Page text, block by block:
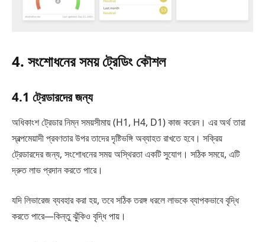
4. সংশোধনের সময় ট্রেডিং কৌশল
4.1 ট্রেডারদের জন্য
অধিকাংশ ট্রেডার নিম্ন সময়সীমায় (H1, H4, D1) কাজ করেন। এর অর্থ তারা
স্বল্পমেয়াদী প্রবণতার উপর তাদের দৃষ্টিভঙ্গি অব্যাহত রাখতে হবে। সক্রিয়
ট্রেডারদের জন্য, সংশোধনের সময় অস্থিরতা একটি সুযোগ। সঠিক সময়ে, এটি
দ্রুত লাভ প্রদান করতে পারে।
যদি লিভারেজ ব্যবহার করা হয়, তবে সঠিক তরঙ্গ ধরলে লাভকে ব্যাপকভাবে বৃদ্ধি
করতে পারে—কিন্তু ঝুঁকিও বৃদ্ধি পায়।